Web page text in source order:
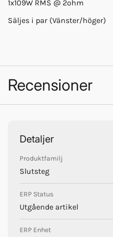
1x109W RMS @ 2ohm
Säljes i par (Vänster/höger)
Recensioner
Detaljer
Produktfamilj
Slutsteg
ERP Status
Utgående artikel
ERP Enhet